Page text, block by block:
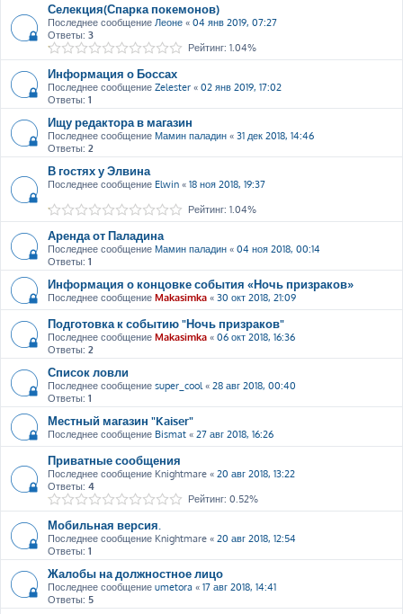
Селекция(Спарка покемонов)
Последнее сообщение Леоне « 04 янв 2019, 07:27
Ответы: 3
Рейтинг: 1.04%
Информация о Боссах
Последнее сообщение Zelester « 02 янв 2019, 17:02
Ответы: 1
Ищу редактора в магазин
Последнее сообщение Мамин паладин « 31 дек 2018, 14:46
Ответы: 2
В гостях у Элвина
Последнее сообщение Elwin « 18 ноя 2018, 19:37
Рейтинг: 1.04%
Аренда от Паладина
Последнее сообщение Мамин паладин « 04 ноя 2018, 00:14
Ответы: 1
Информация о концовке события «Ночь призраков»
Последнее сообщение Makasimka « 30 окт 2018, 21:09
Подготовка к событию "Ночь призраков"
Последнее сообщение Makasimka « 06 окт 2018, 16:36
Ответы: 2
Список ловли
Последнее сообщение super_cool« 28 авг 2018, 00:40
Ответы: 1
Местный магазин "Kaiser"
Последнее сообщение Bismat « 27 авг 2018, 16:26
Приватные сообщения
Последнее сообщение Knightmare « 20 авг 2018, 13:22
Ответы: 4
Рейтинг: 0.52%
Мобильная версия.
Последнее сообщение Knightmare « 20 авг 2018, 12:54
Ответы: 1
Жалобы на должностное лицо
Последнее сообщение umetora « 17 авг 2018, 14:41
Ответы: 5